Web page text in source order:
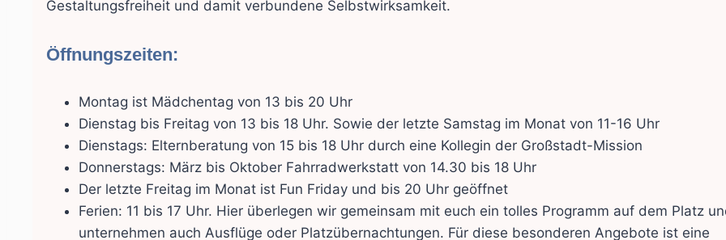
Gestaltungsfreiheit und damit verbundene Selbstwirksamkeit.
Öffnungszeiten:
Montag ist Mädchentag von 13 bis 20 Uhr
Dienstag bis Freitag von 13 bis 18 Uhr. Sowie der letzte Samstag im Monat von 11-16 Uhr
Dienstags: Elternberatung von 15 bis 18 Uhr durch eine Kollegin der Großstadt-Mission
Donnerstags: März bis Oktober Fahrradwerkstatt von 14.30 bis 18 Uhr
Der letzte Freitag im Monat ist Fun Friday und bis 20 Uhr geöffnet
Ferien: 11 bis 17 Uhr. Hier überlegen wir gemeinsam mit euch ein tolles Programm auf dem Platz
unternehmen auch Ausflüge oder Platzübernachtungen. Für diese besonderen Angebote ist eine